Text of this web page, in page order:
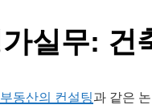
실무: 건
동산의 컨설팅과 같은